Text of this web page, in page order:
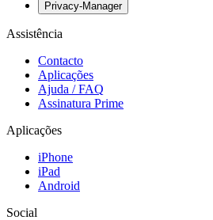
Privacy-Manager
Assistência
Contacto
Aplicações
Ajuda / FAQ
Assinatura Prime
Aplicações
iPhone
iPad
Android
Social